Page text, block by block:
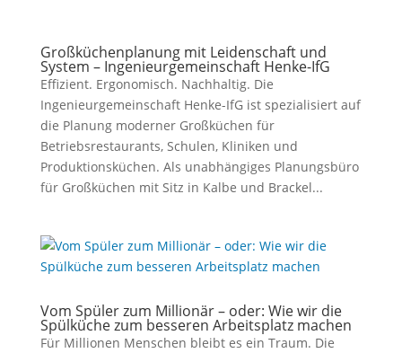
Großküchenplanung mit Leidenschaft und
System – Ingenieurgemeinschaft Henke-IfG
Effizient. Ergonomisch. Nachhaltig. Die
Ingenieurgemeinschaft Henke-IfG ist spezialisiert auf
die Planung moderner Großküchen für
Betriebsrestaurants, Schulen, Kliniken und
Produktionsküchen. Als unabhängiges Planungsbüro
für Großküchen mit Sitz in Kalbe und Brackel...
Vom Spüler zum Millionär – oder: Wie wir die
Spülküche zum besseren Arbeitsplatz machen
Für Millionen Menschen bleibt es ein Traum. Die